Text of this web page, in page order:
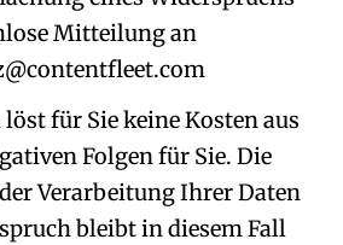
Mitteilung an
für Sie keine Kosten aus
Folgen für Sie. Die
Verarbeitung Ihrer Daten
bleibt in diesem Fall